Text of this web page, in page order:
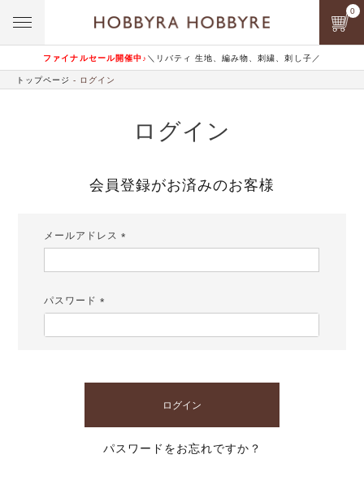
ファイナルセール開催中♪ ＼リバティ 生地、編み物、刺繍、刺し子／
0
トップページ ログイン
ログイン
会員登録がお済みのお客様
メールアドレス
パスワード
ログイン
パスワードをお忘れですか？